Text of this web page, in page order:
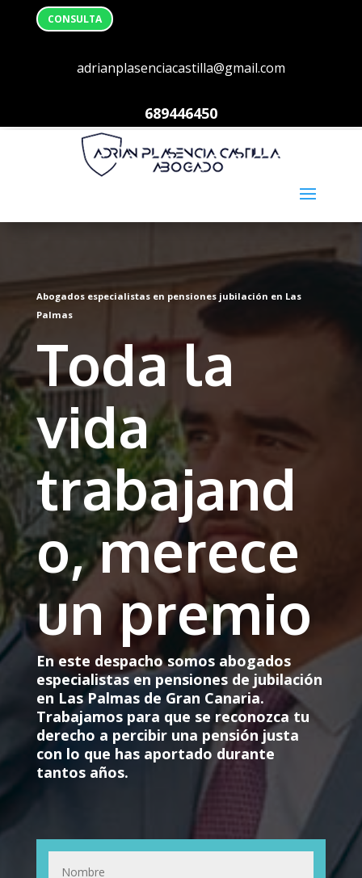
CONSULTA
adrianplasenciacastilla@gmail.com
689446450
Abogados especialistas en pensiones jubilación en Las
Palmas
Toda la
vida
trabajand
o, merece
un premio
En este despacho somos abogados
especialistas en pensiones de jubilación
en Las Palmas de Gran Canaria.
Trabajamos para que se reconozca tu
derecho a percibir una pensión justa
con lo que has aportado durante
tantos años.